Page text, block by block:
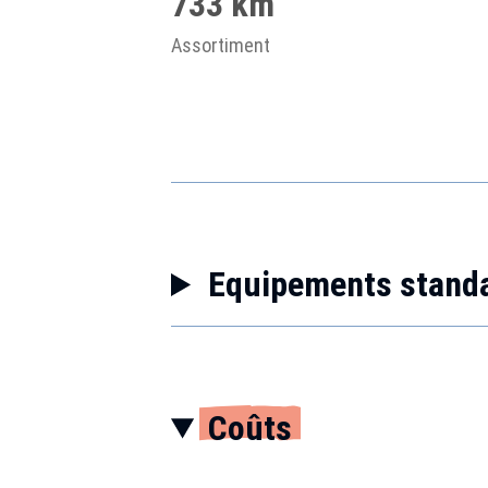
Assortiment
Equipements
Coûts